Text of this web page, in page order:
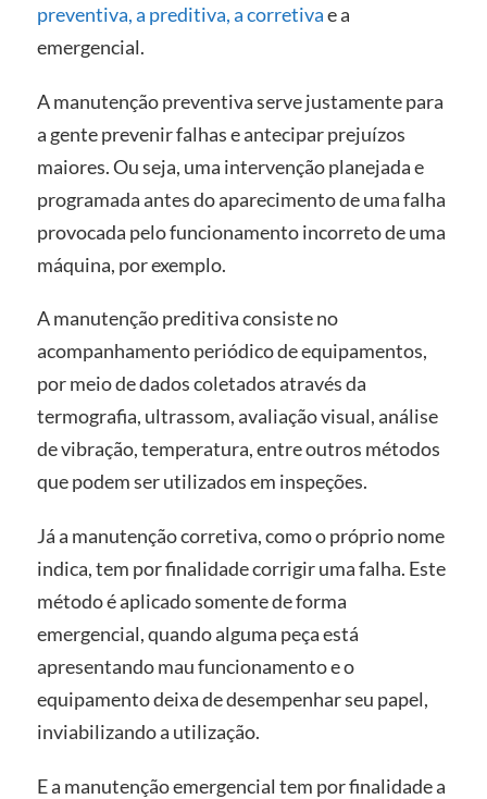
preventiva, a preditiva, a corretivae a
emergencial.
A manutenção preventiva serve justamente para
a gente prevenir falhas e antecipar prejuízos
maiores. Ou seja, uma intervenção planejada e
programada antes do aparecimento de uma falha
provocada pelo funcionamento incorreto de uma
máquina, por exemplo.
A manutenção preditiva consiste no
acompanhamento periódico de equipamentos,
por meio de dados coletados através da
termografia, ultrassom, avaliação visual, análise
de vibração, temperatura, entre outros métodos
que podem ser utilizados em inspeções.
Já a manutenção corretiva, como o próprio nome
indica, tem por finalidade corrigir uma falha. Este
método é aplicado somente de forma
emergencial, quando alguma peça está
apresentando mau funcionamento e o
equipamento deixa de desempenhar seu papel,
inviabilizando a utilização.
E a manutenção emergencial tem por finalidade a